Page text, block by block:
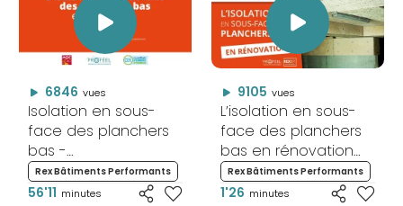
6846 vues
Isolation en sous-
face des planchers
bas -
Webconférence
Rex Bâtiments Performants
56'11 minutes
9105 vues
L’isolation en sous-
face des planchers
bas en rénovation
(1/3)
Rex Bâtiments Performants
1'26 minutes